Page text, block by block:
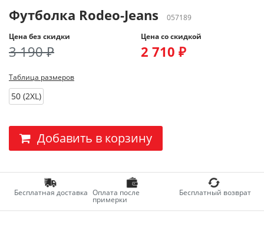
Футболка Rodeo-Jeans
057189
Цена без скидки
3 190 ₽
Цена со скидкой
2 710 ₽
Таблица размеров
50 (2XL)
Добавить в корзину
Бесплатная доставка Оплата после
примерки
Бесплатный возврат